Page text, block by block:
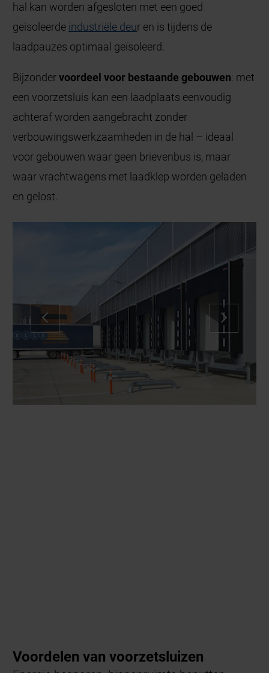
hal kan worden afgesloten met een goed
geïsoleerde industriële deur en is tijdens de
laadpauzes optimaal geïsoleerd.
Bijzondervoordeel voor bestaande gebouwen: met
een voorzetsluis kan een laadplaats eenvoudig
achteraf worden aangebracht zonder
verbouwingswerkzaamheden in de hal – ideaal
voor gebouwen waar geen brievenbus is, maar
waar vrachtwagens met laadklep worden geladen
en gelost.
Voordelen van voorzetsluizen